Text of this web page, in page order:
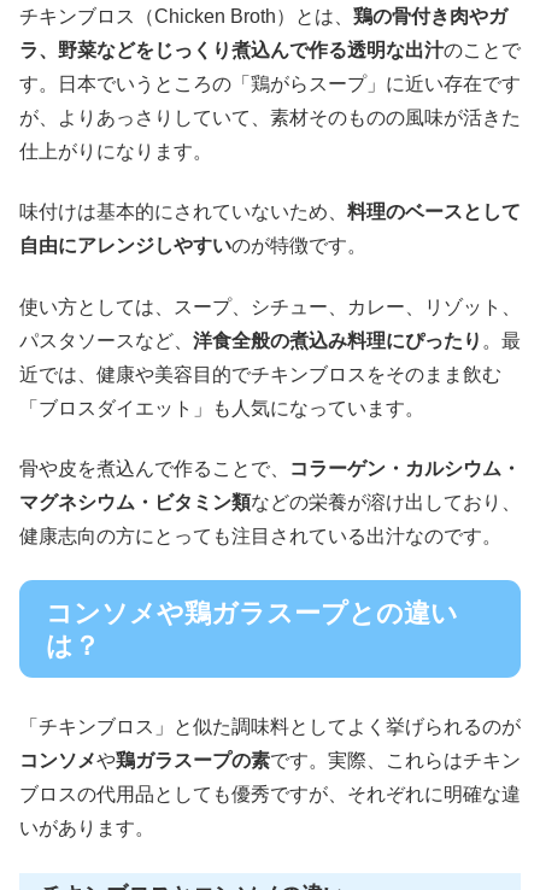
チキンブロス（Chicken Broth）とは、 鶏の骨付き肉やガ
ラ、野菜などをじっくり煮込んで作る透明な出汁のことで
す。日本でいうところの「鶏がらスープ」に近い存在です
が、よりあっさりしていて、素材そのものの風味が活きた
仕上がりになります。
味付けは基本的にされていないため、 料理のベースとして
自由にアレンジしやすいのが特徴です。
使い方としては、スープ、シチュー、カレー、リゾット、
パスタソースなど、 洋食全般の煮込み料理にぴったり 。最
近では、健康や美容目的でチキンブロスをそのまま飲む
「ブロスダイエット」も人気になっています。
骨や皮を煮込んで作ることで、
コラーゲン・カルシウム・
マグネシウム・ビタミン類などの栄養が溶け出しており、
健康志向の方にとっても注目されている出汁なのです。
コンソメや鶏ガラスープとの違い
は？
「チキンブロス」と似た調味料としてよく挙げられるのが
コンソメや鶏ガラスープの素です。実際、これらはチキン
ブロスの代用品としても優秀ですが、それぞれに明確な違
いがあります。